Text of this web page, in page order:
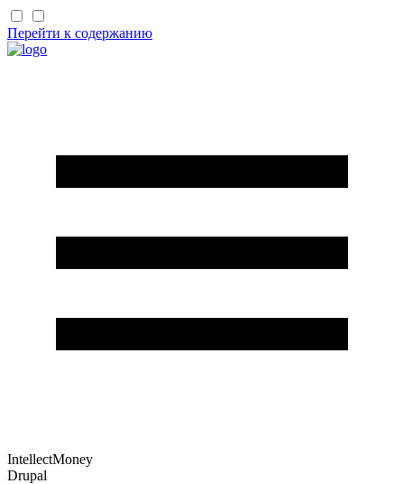
Перейти к содержанию
IntellectMoney
Drupal